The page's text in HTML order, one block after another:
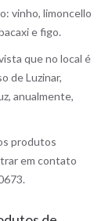
vinho, limoncello
e figo.
que no local é
de Luzinar,
anualmente,
produtos
em contato